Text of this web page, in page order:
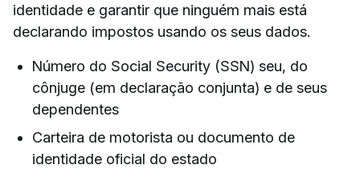
identidade e garantir que ninguém mais está
declarando impostos usando os seus dados.
Número do Social Security (SSN) seu, do
cônjuge (em declaração conjunta) e de seus
dependentes
Carteira de motorista ou documento de
identidade oficial do estado